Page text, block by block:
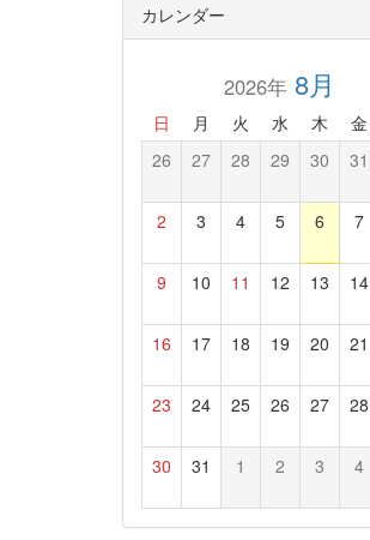
カレンダー
2026年8月
日 月 火 水 木 金
26 27 28 29 30 31
2 3 4 5 6 7
9 10 11 12 13 14
16 17 18 19 20 21
23 24 25 26 27 28
30 31 1 2 3 4